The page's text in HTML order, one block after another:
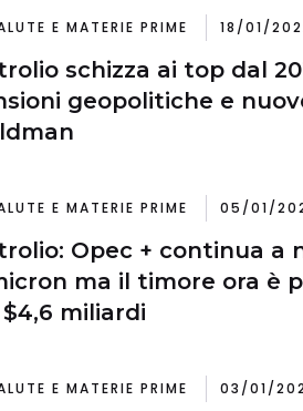
E MATERIE PRIME 18/01/
schizza ai top dal
geopolitiche e
E MATERIE PRIME 05/01/
Opec + continua a
ma il timore ora è
miliardi
E MATERIE PRIME 03/01/